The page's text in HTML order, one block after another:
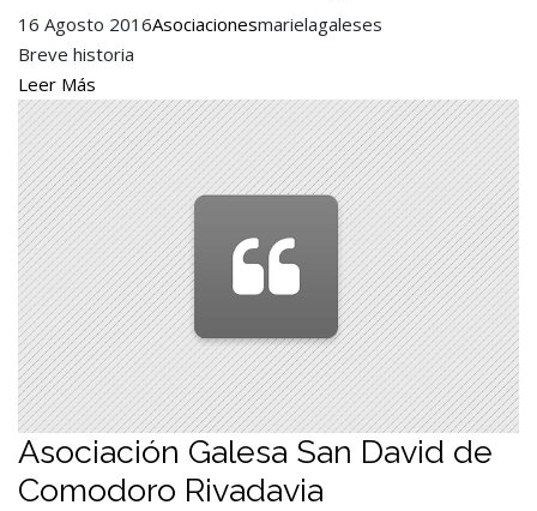
16 Agosto 2016Asociacionesmarielagaleses
Breve historia
Leer Más
Asociación Galesa San David de
Comodoro Rivadavia